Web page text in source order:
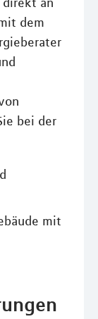
dem
bei der
mit